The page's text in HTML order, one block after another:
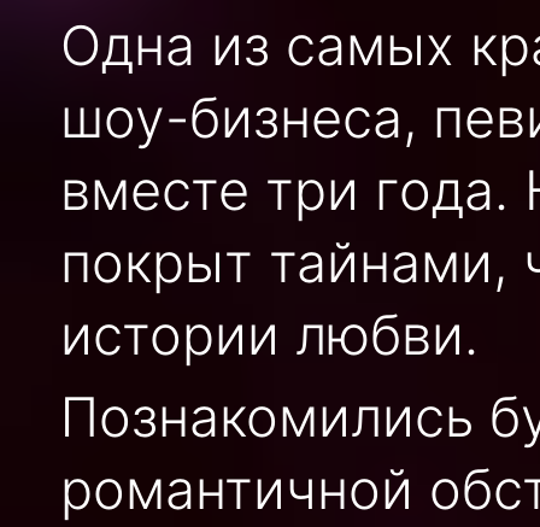
Одна из самых
шоу-бизнеса,
вместе три
покрыт тайнами,
истории любви.
Познакомились
романтичной